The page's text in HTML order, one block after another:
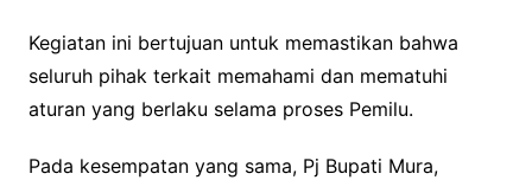
Kegiatan ini bertujuan untuk memastikan bahwa
seluruh pihak terkait memahami dan mematuhi
aturan yang berlaku selama proses Pemilu.
Pada kesempatan yang sama, Pj Bupati Mura,